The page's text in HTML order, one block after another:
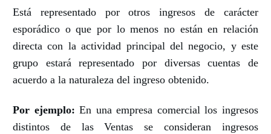
Está representado por otros ingresos de carácter
esporádico o que por lo menos no están en relación
directa con la actividad principal del negocio, y este
grupo estará representado por diversas cuentas de
acuerdo a la naturaleza del ingreso obtenido.
Por ejemplo: En una empresa comercial los ingresos
distintos de las Ventas se consideran ingresos